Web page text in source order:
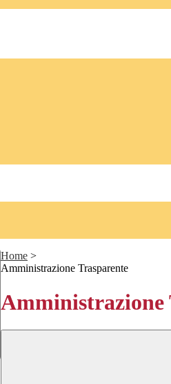
Home >
Amministrazione Trasparente
Amministrazione